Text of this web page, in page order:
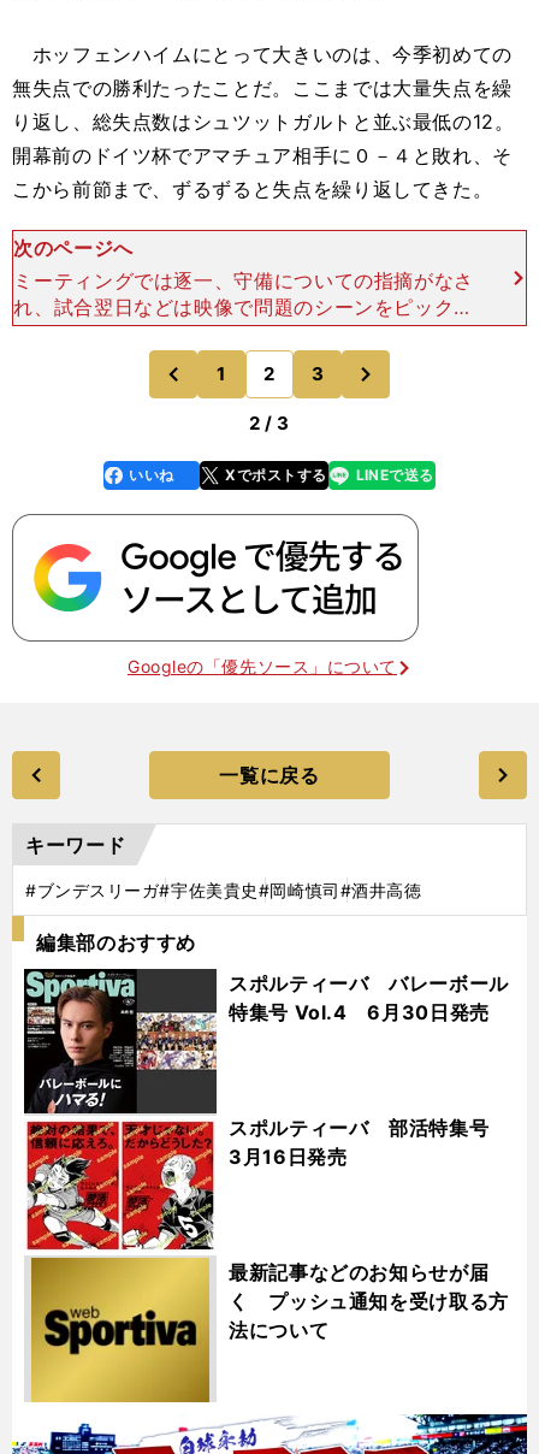
ホッフェンハイムにとって大きいのは、今季初めての
無失点での勝利たったことだ。ここまでは大量失点を繰
り返し、総失点数はシュツットガルトと並ぶ最低の12。
開幕前のドイツ杯でアマチュア相手に０－４と敗れ、そ
こから前節まで、ずるずると失点を繰り返してきた。
次のページへ
ミーティングでは逐一、守備についての指摘がなさ
れ、試合翌日などは映像で問題のシーンをピックア
ップしながら分析をするのだと言う。宇佐美は、
「守備をさぼり、その問題のシーンにピックアップ
されたこともある」
前
のページへ
1 2 3
2 / 3
faceboo
k
いいね Xでポストする
line LINEで送る
Googleの「優先ソース」について
一覧に戻る
キーワード
#ブンデスリーガ#宇佐美貴史#岡崎慎司#酒井高徳
編集部のおすすめ
スポルティーバ バレーボール
特集号 Vol.4 6月30日発売
スポルティーバ 部活特集号
3月16日発売
最新記事などのお知らせが届
く プッシュ通知を受け取る方
法について